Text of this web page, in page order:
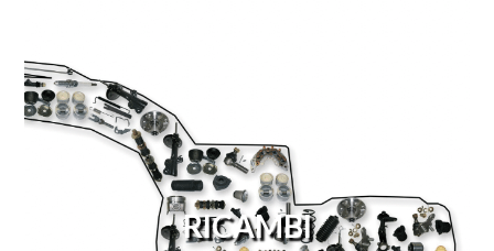
RICAMBI